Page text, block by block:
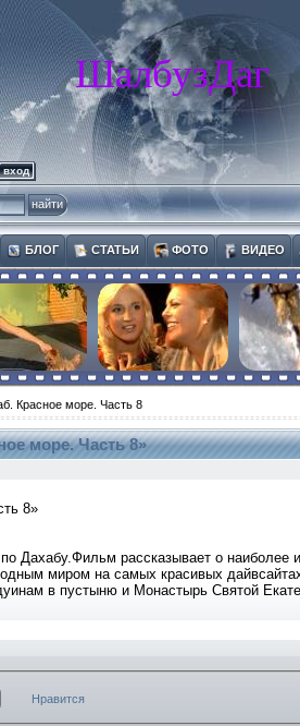
ШалбузДаг
вход
БЛОГ СТАТЬИ ФОТО ВИДЕО
Красное море. Часть 8
море. Часть 8»
8»
Дахабу.Фильм рассказывает о наиболее
миром на самых красивых
в пустыню и Монастырь Святой
Нравится